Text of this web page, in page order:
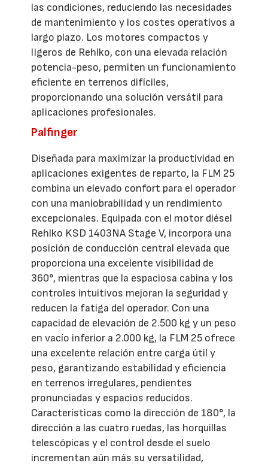
las condiciones, reduciendo las necesidades
de mantenimiento y los costes operativos a
largo plazo. Los motores compactos y
ligeros de Rehlko, con una elevada relación
potencia-peso, permiten un funcionamiento
eficiente en terrenos difíciles,
proporcionando una solución versátil para
aplicaciones profesionales.
Palfinger
Diseñada para maximizar la productividad en
aplicaciones exigentes de reparto, la FLM 25
combina un elevado confort para el operador
con una maniobrabilidad y un rendimiento
excepcionales. Equipada con el motor diésel
Rehlko KSD 1403NA Stage V, incorpora una
posición de conducción central elevada que
proporciona una excelente visibilidad de
360°, mientras que la espaciosa cabina y los
controles intuitivos mejoran la seguridad y
reducen la fatiga del operador. Con una
capacidad de elevación de 2.500 kg y un peso
en vacío inferior a 2.000 kg, la FLM 25 ofrece
una excelente relación entre carga útil y
peso, garantizando estabilidad y eficiencia
en terrenos irregulares, pendientes
pronunciadas y espacios reducidos.
Características como la dirección de 180°, la
dirección a las cuatro ruedas, las horquillas
telescópicas y el control desde el suelo
incrementan aún más su versatilidad,